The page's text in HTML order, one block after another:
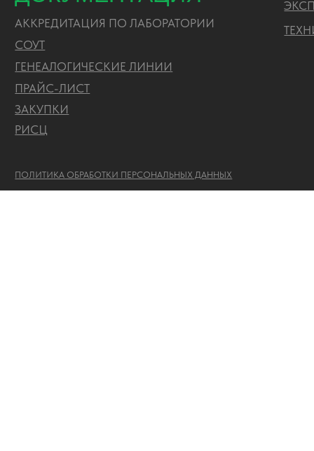
ПОЛИТИКА ОБРАБОТКИ ПЕРСОНАЛЬНЫХ ДАННЫХ